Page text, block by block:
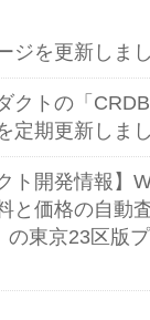
ジを更新しま
クトの「
定期更新しま
ト開発情報】
と価格の自動
の東京23区版